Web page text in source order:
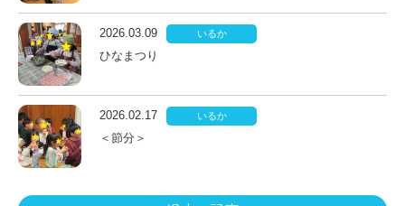
2026.03.09 いるか
ひなまつり
2026.02.17 いるか
＜節分＞